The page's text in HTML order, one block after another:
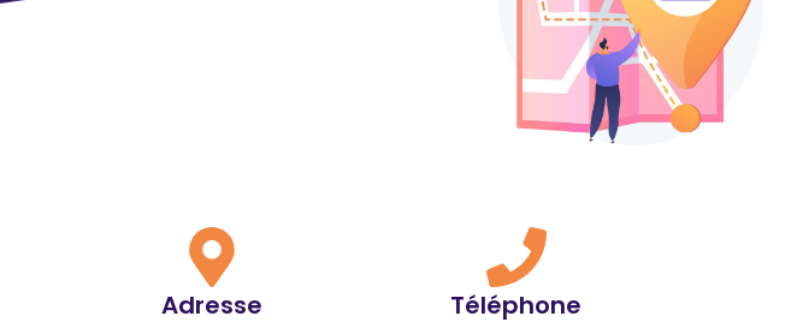
Adresse Téléphone